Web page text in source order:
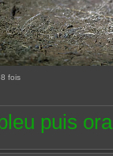
fois
puis